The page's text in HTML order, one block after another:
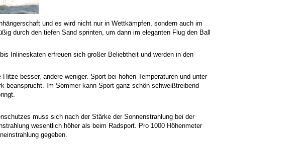
und es wird nicht nur in Wettkämpfen, sondern auch im
durch den tiefen Sand sprinten, um dann im eleganten Flug den Ball
bis Inlineskaten erfreuen sich großer Beliebtheit und werden in den
besser, andere weniger. Sport bei hohen Temperaturen und unter
beansprucht. Im Sommer kann Sport ganz schön schweißtreibend
muss sich nach der Stärke der Sonnenstrahlung bei der
wesentlich höher als beim Radsport. Pro 1000 Höhenmeter
gegeben.